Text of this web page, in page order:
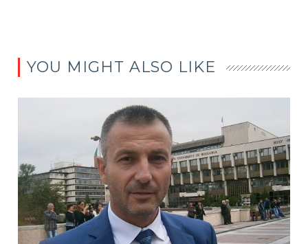
YOU MIGHT ALSO LIKE